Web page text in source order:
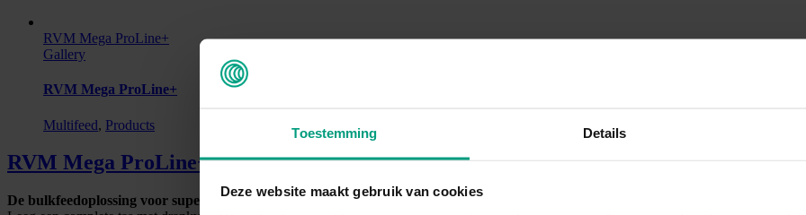
Toestemming Details
Deze website maakt gebruik van cookies
RVM Mega ProLine+
Gallery
RVM Mega ProLine+
Multifeed, Products
RVM Mega ProLine+
De bulkfeedoplossing voor supermarkten